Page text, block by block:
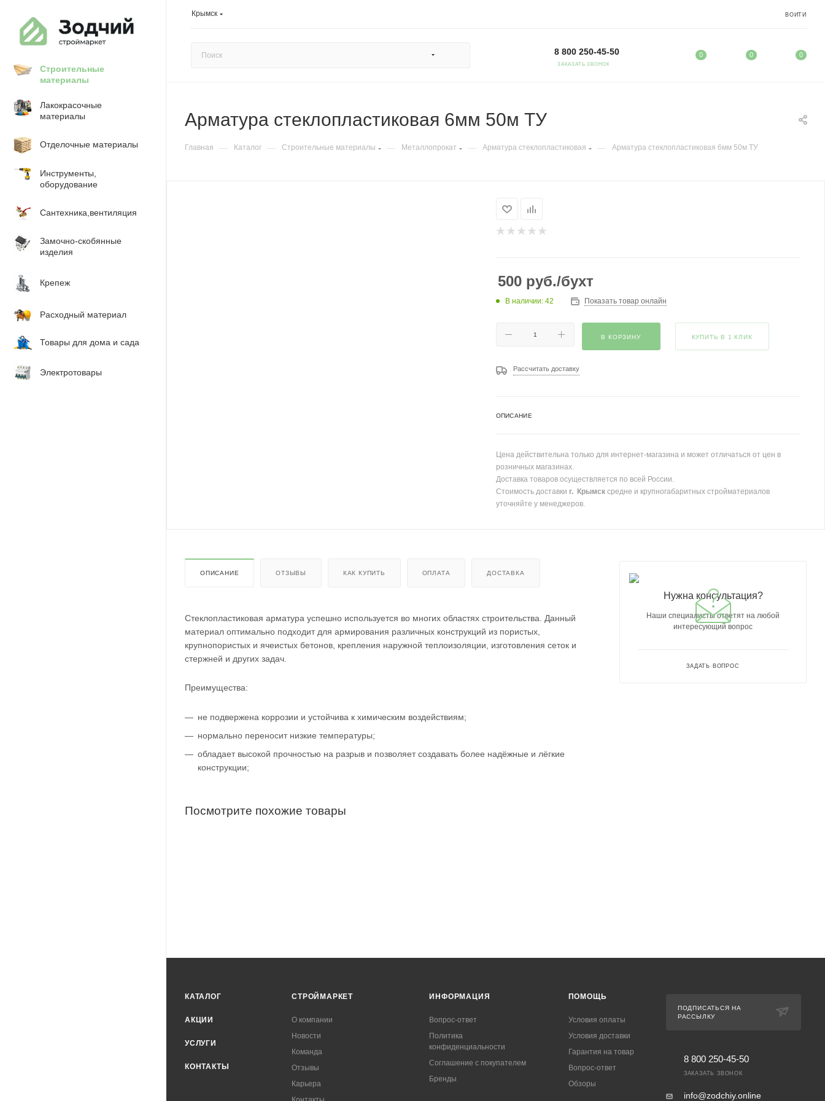
Крымск ВОЙТИ
8 800 250-45-50
ЗАКАЗАТЬ ЗВОНОК
0 0 0
Строительные
материалы
Лакокрасочные
материалы
Отделочные материалы
Инструменты,
оборудование
Сантехника,вентиляция
Замочно-скобянные
изделия
Крепеж
Расходный материал
Товары для дома и сада
Электротовары
Арматура стеклопластиковая 6мм 50м ТУ
Главная — Каталог — Строительные материалы — Металлопрокат — Арматура стеклопластиковая — Арматура стеклопластиковая 6мм 50м ТУ
500руб./бухт
В наличии: 42 Показать товар онлайн
В КОРЗИНУ КУПИТЬ В 1 КЛИК
Рассчитать доставку
ОПИСАНИЕ
Цена действительна только для интернет-магазина и может отличаться от цен в
розничных магазинах.
Доставка товаров осуществляется по всей России.
Стоимость доставки г. Крымсксредне и крупногабаритных стройматериалов
уточняйте у менеджеров.
ОПИСАНИЕ ОТЗЫВЫ КАК КУПИТЬ ОПЛАТА ДОСТАВКА
Стеклопластиковая арматура успешно используется во многих областях строительства. Данный
материал оптимально подходит для армирования различных конструкций из пористых,
крупнопористых и ячеистых бетонов, крепления наружной теплоизоляции, изготовления сеток и
стержней и других задач.
Преимущества:
не подвержена коррозии и устойчива к химическим воздействиям;
нормально переносит низкие температуры;
обладает высокой прочностью на разрыв и позволяет создавать более надёжные и лёгкие
конструкции;
Посмотрите похожие товары
Нужна консультация?
Наши специалисты ответят на любой
интересующий вопрос
ЗАДАТЬ ВОПРОС
КАТАЛОГ
АКЦИИ
УСЛУГИ
КОНТАКТЫ
СТРОЙМАРКЕТ
О компании
Новости
Команда
Отзывы
Карьера
ИНФОРМАЦИЯ
Вопрос-ответ
Политика
конфиденциальности
Соглашение с покупателем
Бренды
ПОМОЩЬ
Условия оплаты
Условия доставки
Гарантия на товар
Вопрос-ответ
Обзоры
ПОДПИСАТЬСЯ НА
РАССЫЛКУ
8 800 250-45-50
ЗАКАЗАТЬ ЗВОНОК
info@zodchiy.online